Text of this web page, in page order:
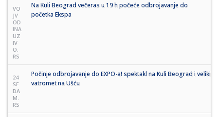
VO
JV
OD
INA
UZ
IV
O.
RS
Na Kuli Beograd večeras u 19 h počeće odbrojavanje do
početka Ekspa
24
SE
DA
M.
RS
Počinje odbrojavanje do EXPO-a! spektakl na Kuli Beograd i veliki
vatromet na Ušću